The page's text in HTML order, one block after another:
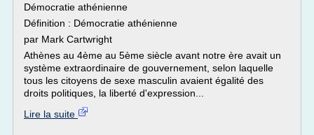
Démocratie athénienne
Définition : Démocratie athénienne
par Mark Cartwright
Athènes au 4ème au 5ème siècle avant notre ère avait un
système extraordinaire de gouvernement, selon laquelle
tous les citoyens de sexe masculin avaient égalité des
droits politiques, la liberté d'expression...
Lire la suite